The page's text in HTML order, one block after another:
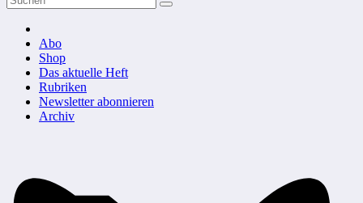
Abo
Shop
Das aktuelle Heft
Rubriken
Newsletter abonnieren
Archiv